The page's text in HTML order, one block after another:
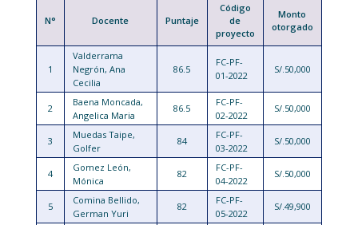
N° Docente Puntaje
Código
de
proyecto
Monto
otorgado
1
Valderrama
Negrón, Ana
Cecilia
86.5
FC-PF-
01-2022
S/.50,000
2
Baena Moncada,
Angelica Maria
86.5
FC-PF-
02-2022
S/.50,000
3
Muedas Taipe,
Golfer
84
FC-PF-
03-2022
S/.50,000
4
Gomez León,
Mónica
82
FC-PF-
04-2022
S/.50,000
5
Comina Bellido,
German Yuri
82
FC-PF-
05-2022
S/.49,900